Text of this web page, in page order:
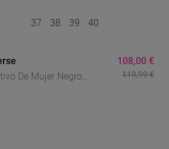
37 38 39 40
De Mujer Negro
108,00 €
119,99 €